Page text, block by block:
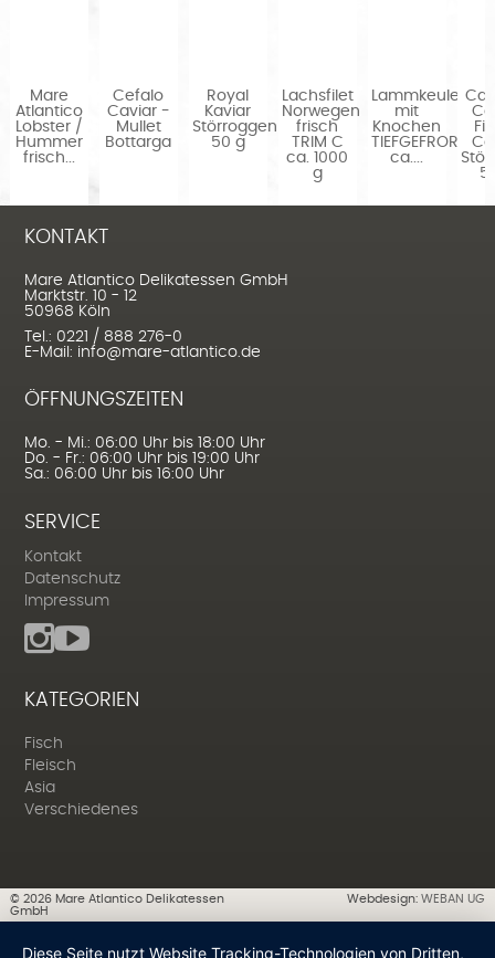
Mare
Atlantico
Lobster /
Hummer
frisch...
Cefalo
Caviar -
Mullet
Bottarga
Royal
Kaviar
Störroggen
50 g
Lachsfilet
Norwegen
frisch
TRIM C
ca. 1000
g
Lammkeule
mit
Knochen
TIEFGEFROREN
ca....
KONTAKT
Mare Atlantico Delikatessen GmbH
Marktstr. 10 - 12
50968 Köln
Tel.: 0221 / 888 276-0
E-Mail: info@mare-atlantico.de
ÖFFNUNGSZEITEN
Mo. - Mi.: 06:00 Uhr bis 18:00 Uhr
Do. - Fr.: 06:00 Uhr bis 19:00 Uhr
Sa.: 06:00 Uhr bis 16:00 Uhr
SERVICE
Kontakt
Datenschutz
Impressum
KATEGORIEN
Fisch
Fleisch
Asia
Verschiedenes
© 2026Mare Atlantico Delikatessen
GmbH
Webdesign:WEBAN UG
Diese Seite nutzt Website Tracking-Technologien von Dritten,